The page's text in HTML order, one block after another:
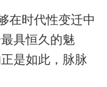
时代性变迁中
具恒久的魅
是如此，脉脉